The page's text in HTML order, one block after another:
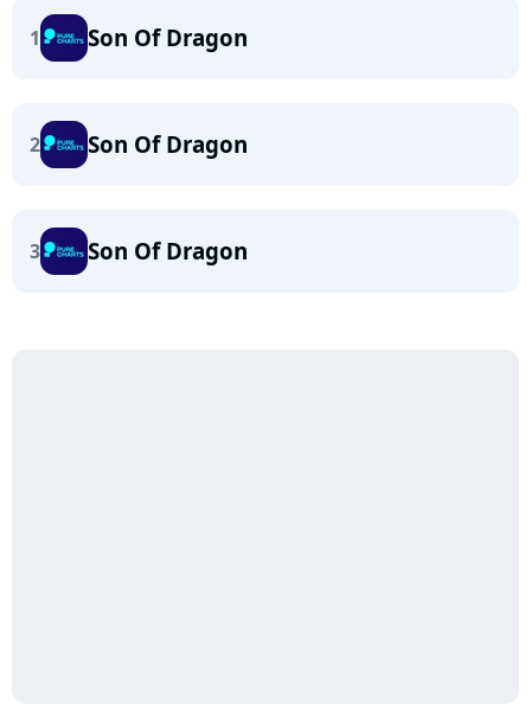
1 Son Of Dragon
2 Son Of Dragon
3 Son Of Dragon